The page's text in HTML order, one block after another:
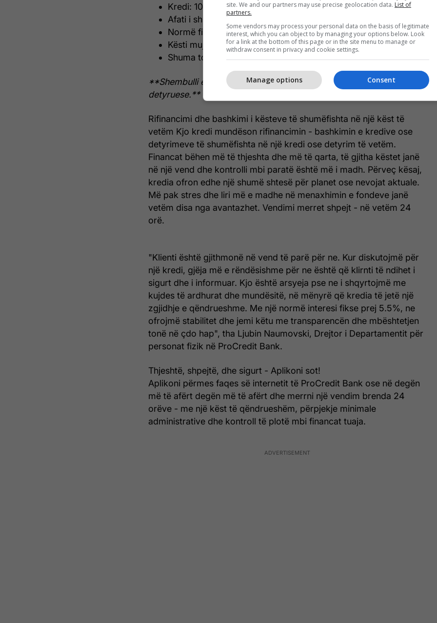
Kredi: 100.000 denarë
Afati i shlyerjes: 12 muaj
Normë fikse interesi: 5,5%
Kësti mujor: 8.584 denarë
Shuma totale për kthim: 103.004 denarë
**Shembulli është informues dhe nuk paraqet një ofertë
detyruese.**
Rifinancimi dhe bashkimi i kësteve të shumëfishta në një këst të
vetëm Kjo kredi mundëson rifinancimin - bashkimin e kredive ose
detyrimeve të shumëfishta në një kredi ose detyrim të vetëm.
Financat bëhen më të thjeshta dhe më të qarta, të gjitha këstet janë
në një vend dhe kontrolli mbi paratë është më i madh. Përveç kësaj,
kredia ofron edhe një shumë shtesë për planet ose nevojat aktuale.
Më pak stres dhe liri më e madhe në menaxhimin e fondeve janë
vetëm disa nga avantazhet. Vendimi merret shpejt - në vetëm 24
orë.
"Klienti është gjithmonë në vend të parë për ne. Kur diskutojmë për
një kredi, gjëja më e rëndësishme për ne është që klirnti të ndihet i
sigurt dhe i informuar. Kjo është arsyeja pse ne i shqyrtojmë me
kujdes të ardhurat dhe mundësitë, në mënyrë që kredia të jetë një
zgjidhje e qëndrueshme. Me një normë interesi fikse prej 5.5%, ne
ofrojmë stabilitet dhe jemi këtu me transparencën dhe mbështetjen
tonë në çdo hap", tha Ljubin Naumovski, Drejtor i Departamentit për
personat fizik në ProCredit Bank.
Thjeshtë, shpejtë, dhe sigurt - Aplikoni sot!
Aplikoni përmes faqes së internetit të ProCredit Bank ose në degën
më të afërt degën më të afërt dhe merrni një vendim brenda 24
orëve - me një këst të qëndrueshëm, përpjekje minimale
administrative dhe kontroll të plotë mbi financat tuaja.
site. We and our partners may use precise geolocation data. List of
partners.
Some vendors may process your personal data on the basis of legitimate
interest, which you can object to by managing your options below. Look
for a link at the bottom of this page or in the site menu to manage or
withdraw consent in privacy and cookie settings.
Consent
Manage options